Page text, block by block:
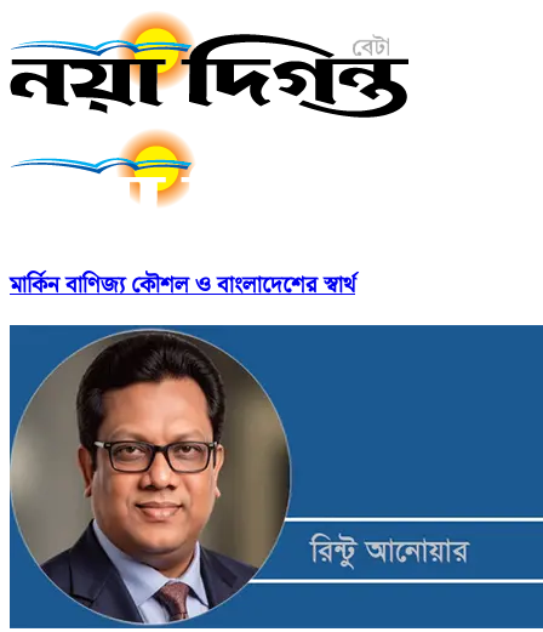
মার্কিন বাণিজ্য কৌশল ও বাংলাদেশের স্বার্থ